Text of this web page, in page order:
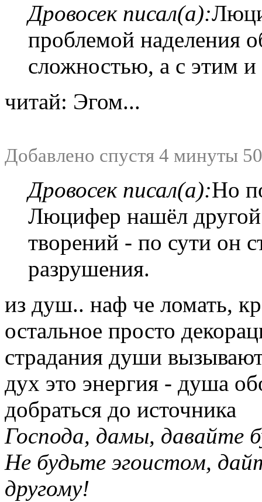
Дровосек писал(а):
проблемой наделения
сложностью, а с этим и
читай: Эгом...
Добавлено спустя 4 минуты
Дровосек писал(а):Но
Люцифер нашёл другой
творений - по сути он
разрушения.
из душ.. наф че ломать,
остальное просто
страдания души
дух это энергия - душа
добраться до источника
Господа, дамы, давайте
Не будьте эгоистом,
другому!